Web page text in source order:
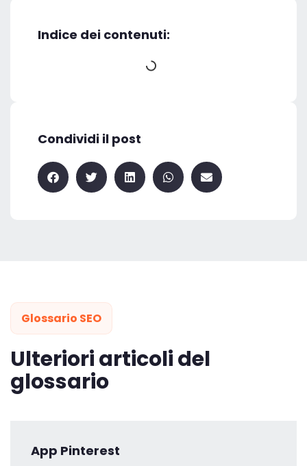
Indice dei contenuti:
Condividi il post
Glossario SEO
Ulteriori articoli del
glossario
App Pinterest